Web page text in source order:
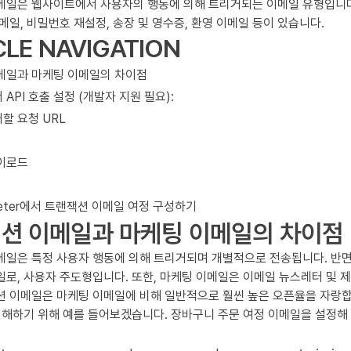
일은 웹사이트에서 사용자의 행동에 의해 트리거되는 이메일 유형입
일, 비밀번호 재설정, 송장 및 영수증, 환영 이메일 등이 있습니다.
NAVIGATION
일과 마케팅 이메일의 차이점
API 호출 설정 (개발자 지원 필요):
요청 URL
로드
에서 트랜잭션 이메일 여정 구성하기
이메일과 마케팅 이메일의 차이점
일은 특정 사용자 행동에 의해 트리거되며 개별적으로 전송됩니다.
로, 사용자 주도형입니다. 또한, 마케팅 이메일은 이메일 뉴스레터 및
이메일은 마케팅 이메일에 비해 일반적으로 훨씬 높은 오픈율을 자랑
하기 위해 예를 들어보겠습니다. 장바구니 주문 여정 이메일을 설정